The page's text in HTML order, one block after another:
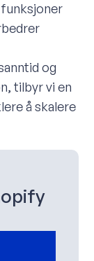
og
tilbyr vi en
å skalere